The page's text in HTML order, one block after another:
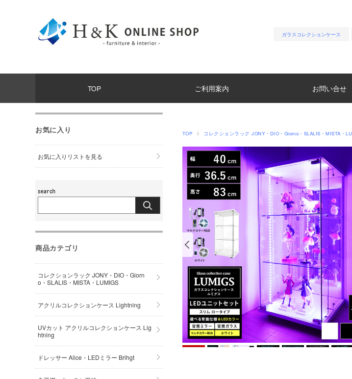
ガラスコレクションケース
TOP ご利用案内 お問い合せ
TOP コレクションラック JONY・DIO・Giorno・SLALIS・MISTA・
お気に入り
お気に入りリストを見る
商品カテゴリ
コレクションラック JONY・DIO・Giorn
o・SLALIS・MISTA・LUMIGS
アクリルコレクションケース Lightning
UVカット アクリルコレクションケース Lig
htning
ドレッサー Alice・LEDミラー Brihgt